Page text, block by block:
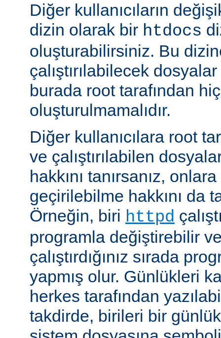
Diğer kullanıcıların
dizin olarak bir htdocs
oluşturabilirsiniz. Bu
çalıştırılabilecek
burada root tarafından
oluşturulmamalıdır.
Diğer kullanıcılara root
ve çalıştırılabilen
hakkını tanırsanız,
geçirilebilme hakkını da
Örneğin, biri httpd
programla değiştirebilir
çalıştırdığınız sırada
yapmış olur. Günlükleri
herkes tarafından
takdirde, birileri bir günlük